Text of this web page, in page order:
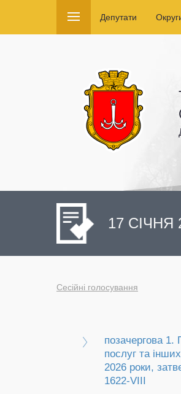
Депутати
17 СІЧНЯ
Сесійні голосування
позачергова 1.
послуг та
2026 роки,
1622-VIII